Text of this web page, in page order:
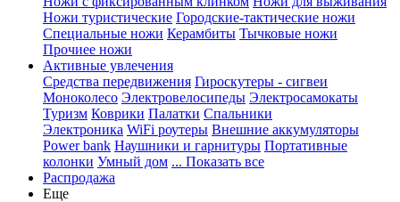
Ножи туристические Городские-тактические ножи
Специальные ножи Керамбиты Тычковые ножи
Прочиее ножи
Активные увлечения
Средства передвижения Гироскутеры - сигвеи
Моноколесо Электровелосипеды Электросамокаты
Туризм Коврики Палатки Спальники
Электроника WiFi роутеры Внешние аккумуляторы
Power bank Наушники и гарнитуры Портативные
колонки Умный дом ... Показать все
Распродажа
Еще